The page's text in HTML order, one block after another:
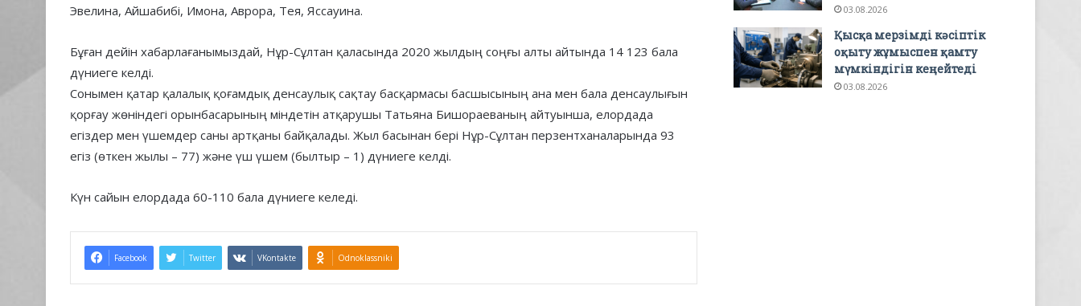
Эвелина, Айшабибі, Имона, Аврора, Тея, Яссауина.
Бұған дейін хабарлағанымыздай, Нұр-Сұлтан қаласында 2020 жылдың соңғы алты айтында 14 123 бала
дүниеге келді.
Сонымен қатар қалалық қоғамдық денсаулық сақтау басқармасы басшысының ана мен бала денсаулығын
қорғау жөніндегі орынбасарының міндетін атқарушы Татьяна Бишораеваның айтуынша, елордада
егіздер мен үшемдер саны артқаны байқалады. Жыл басынан бері Нұр-Сұлтан перзентханаларында 93
егіз (өткен жылы – 77) және үш үшем (былтыр – 1) дүниеге келді.
Күн сайын елордада 60-110 бала дүниеге келеді.
Facebook Twitter VKontakte Odnoklassniki
03.08.2026
Қысқа мерзімді кәсіптік
оқыту жұмыспен қамту
мүмкіндігін кеңейтеді
03.08.2026